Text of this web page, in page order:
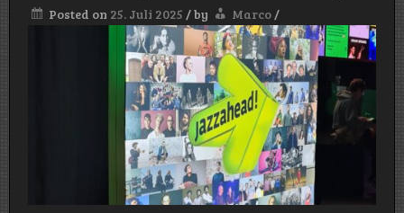
Posted on 25. Juli 2025 /by Marco /